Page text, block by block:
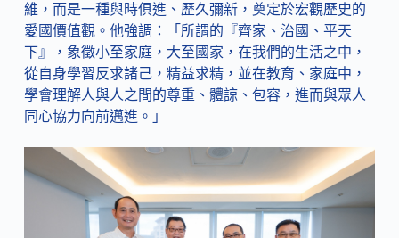
維，而是一種與時俱進、歷久彌新，奠定於宏觀歷史的
愛國價值觀。他強調：「所謂的『齊家、治國、平天
下』，象徵小至家庭，大至國家，在我們的生活之中，
從自身學習反求諸己，精益求精，並在教育、家庭中，
學會理解人與人之間的尊重、體諒、包容，進而與眾人
同心協力向前邁進。」